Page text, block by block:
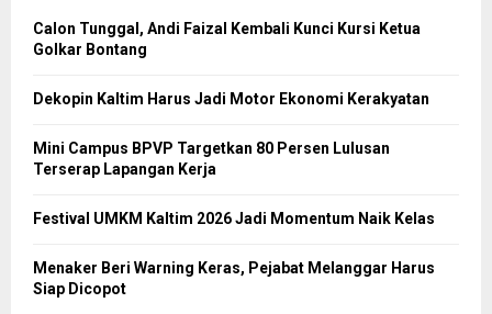
Calon Tunggal, Andi Faizal Kembali Kunci Kursi Ketua
Golkar Bontang
Dekopin Kaltim Harus Jadi Motor Ekonomi Kerakyatan
Mini Campus BPVP Targetkan 80 Persen Lulusan
Terserap Lapangan Kerja
Festival UMKM Kaltim 2026 Jadi Momentum Naik Kelas
Menaker Beri Warning Keras, Pejabat Melanggar Harus
Siap Dicopot